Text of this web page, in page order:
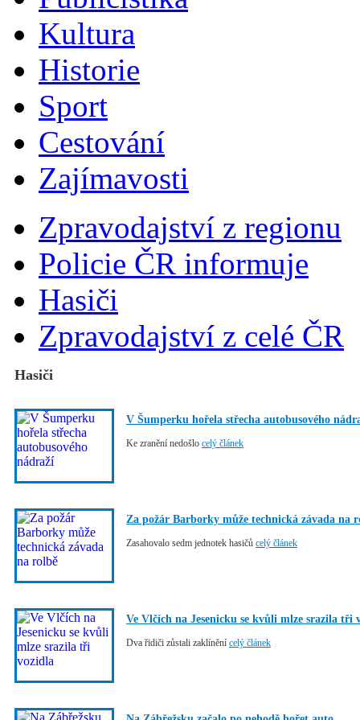
Kultura
Historie
Sport
Cestování
Zajímavosti
Zpravodajství z regionu
Policie ČR informuje
Hasiči
Zpravodajství z celé ČR
Hasiči
V Šumperku hořela střecha autobusového
Ke zranění nedošlo celý článek
Za požár Barborky může technická závada na
Zasahovalo sedm jednotek hasičů celý článek
Ve Vlčích na Jesenicku se kvůli mlze srazila tři
Dva řidiči zůstali zaklínění celý článek